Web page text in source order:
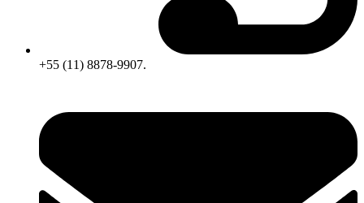
+55 (11) 8878-9907.